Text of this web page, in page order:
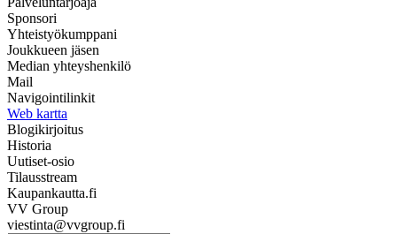
Sponsori
Yhteistyökumppani
Joukkueen jäsen
Median yhteyshenkilö
Mail
Navigointilinkit
Web kartta
Blogikirjoitus
Historia
Uutiset-osio
Tilausstream
Kaupankautta.fi
VV Group
viestinta@vvgroup.fi